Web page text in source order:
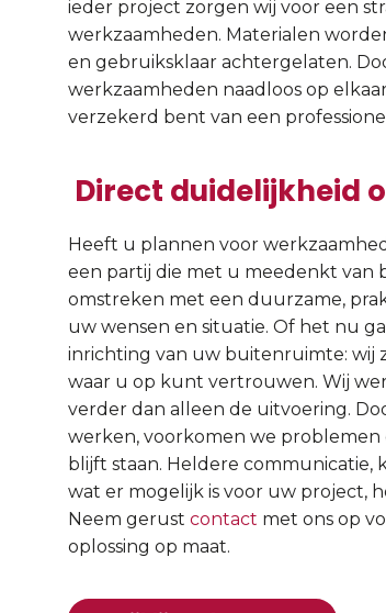
ieder project zorgen wij voor een
werkzaamheden. Materialen
en gebruiksklaar achtergelaten.
werkzaamheden naadloos op
verzekerd bent van een
Direct duidelijkheid
Heeft u plannen voor
een partij die met u meedenkt van
omstreken met een duurzame,
uw wensen en situatie. Of het nu
inrichting van uw buitenruimte: wij
waar u op kunt vertrouwen. Wij
verder dan alleen de uitvoering.
werken, voorkomen we problemen
blijft staan. Heldere communicatie,
wat er mogelijk is voor uw project,
Neem gerust contact met ons op
oplossing op maat.